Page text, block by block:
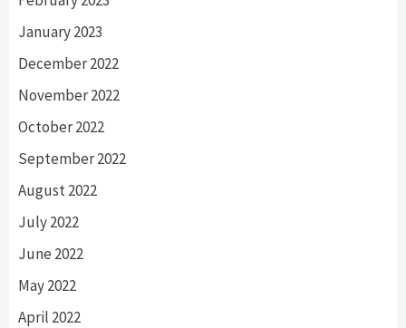
January 2023
December 2022
November 2022
October 2022
September 2022
August 2022
July 2022
June 2022
May 2022
April 2022